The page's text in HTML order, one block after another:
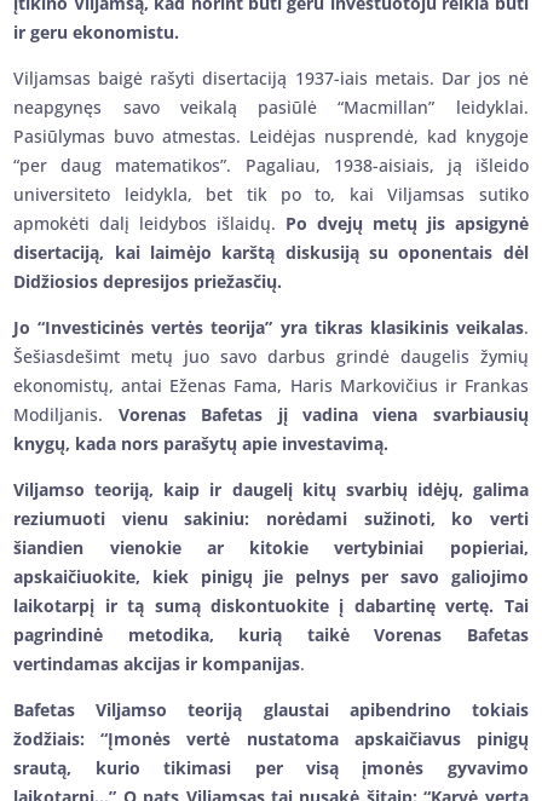
ir geru ekonomistu.
Viljamsas baigė rašyti disertaciją 1937-iais metais. Dar jos nė
neapgynęs savo veikalą pasiūlė “Macmillan” leidyklai.
Pasiūlymas buvo atmestas. Leidėjas nusprendė, kad knygoje
“per daug matematikos”. Pagaliau, 1938-aisiais, ją išleido
universiteto leidykla, bet tik po to, kai Viljamsas sutiko
apmokėti dalį leidybos išlaidų. Po dvejų metų jis apsigynė
disertaciją, kai laimėjo karštą diskusiją su oponentais dėl
Didžiosios depresijos priežasčių.
Jo “Investicinės vertės teorija” yra tikras klasikinis veikalas.
Šešiasdešimt metų juo savo darbus grindė daugelis žymių
ekonomistų, antai Eženas Fama, Haris Markovičius ir Frankas
Modiljanis. Vorenas Bafetas jį vadina viena svarbiausių
knygų, kada nors parašytų apie investavimą.
Viljamso teoriją, kaip ir daugelį kitų svarbių idėjų, galima
reziumuoti vienu sakiniu: norėdami sužinoti, ko verti
šiandien vienokie ar kitokie vertybiniai popieriai,
apskaičiuokite, kiek pinigų jie pelnys per savo galiojimo
laikotarpį ir tą sumą diskontuokite į dabartinę vertę. Tai
pagrindinė metodika, kurią taikė Vorenas Bafetas
vertindamas akcijas ir kompanijas.
Bafetas Viljamso teoriją glaustai apibendrino tokiais
žodžiais: “Įmonės vertė nustatoma apskaičiavus pinigų
srautą, kurio tikimasi per visą įmonės gyvavimo